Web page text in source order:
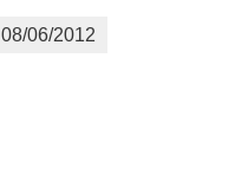
08/06/2012